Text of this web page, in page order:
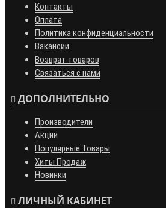
Контакты
Оплата
Политика конфиденциальности
Вакансии
Возврат товаров
Связаться с нами
ДОПОЛНИТЕЛЬНО
Производители
Акции
Популярные Товары
Хиты Продаж
Новинки
ЛИЧНЫЙ КАБИНЕТ